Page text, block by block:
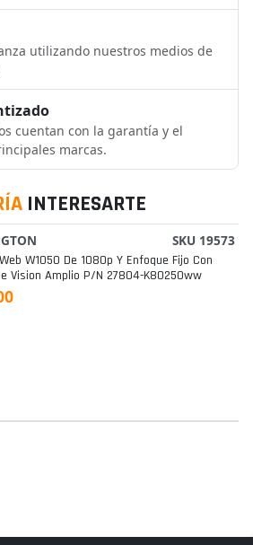
utilizando nuestros medios de
cuentan con la garantía y el
marcas.
INTERESARTE
SKU 19573
W1050 De 1080p Y Enfoque Fijo Con
Vision Amplio P/n 27804-K80250ww